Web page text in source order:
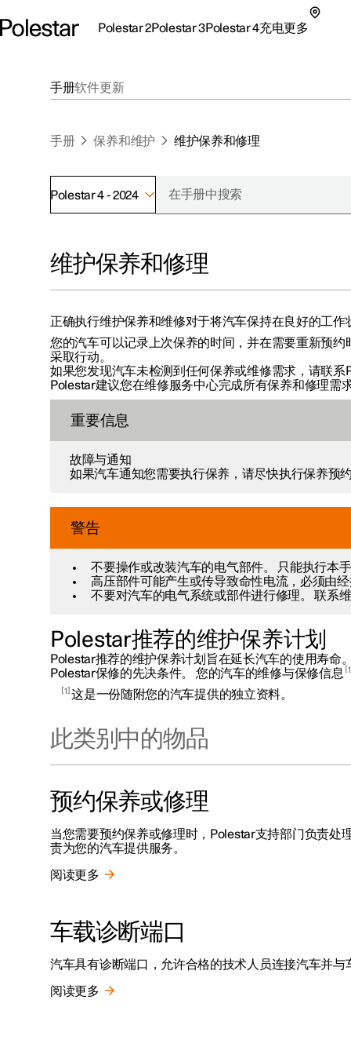
Polestar 2Polestar 3Polestar 4充电更多
探索Polestar 2
联系我们
极星官方二手车
探索Polestar 3
联系我们
探索Polestar 4
探索充电
公共充电
家庭充电
车主服务
新闻
注册新闻
（在新窗
手册软件更新
手册 保养和维护 维护保养和修理
Polestar 4 - 2024
维护保养和修理
正确执行维护保养和维修对于将汽车保持在良好的工作
您的汽车可以记录上次保养的时间，并在需要重新预
采取行动。
如果您发现汽车未检测到任何保养或维修需求，请联系
Polestar建议您在维修服务中心完成所有保养和修理需
重要信息
故障与通知
如果汽车通知您需要执行保养，请尽快执行保养预
警告
不要操作或改装汽车的电气部件。 只能执行本
高压部件可能产生或传导致命性电流，必须由
不要对汽车的电气系统或部件进行修理。 联系
Polestar推荐的维护保养计划
Polestar推荐的维护保养计划旨在延长汽车的使用寿命
Polestar保修的先决条件。 您的汽车的维修与保修信息
1
1 这是一份随附您的汽车提供的独立资料。
此类别中的物品
预约保养或修理
当您需要预约保养或修理时，Polestar支持部门负责处
责为您的汽车提供服务。
阅读更多
车载诊断端口
汽车具有诊断端口，允许合格的技术人员连接汽车并
阅读更多